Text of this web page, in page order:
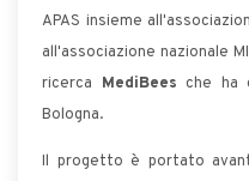
APAS insieme
all'associazione nazionale
ricerca MediBees che ha
Bologna.
Il progetto è portato